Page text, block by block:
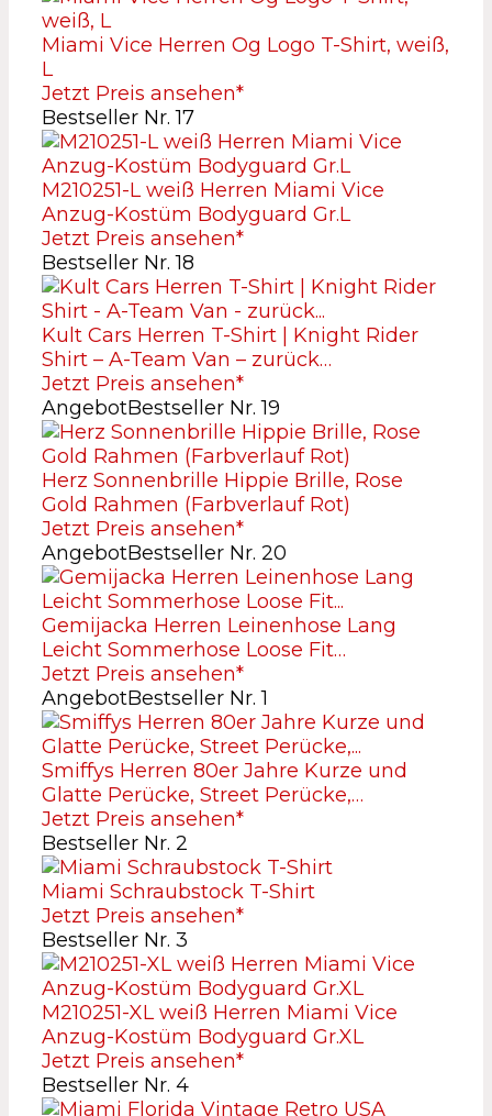
Miami Vice Herren Og Logo T-Shirt, weiß,
L
Jetzt Preis ansehen*
Bestseller Nr. 17
M210251-L weiß Herren Miami Vice
Anzug-Kostüm Bodyguard Gr.L
Jetzt Preis ansehen*
Bestseller Nr. 18
Kult Cars Herren T-Shirt | Knight Rider
Shirt – A-Team Van – zurück…
Jetzt Preis ansehen*
AngebotBestseller Nr. 19
Herz Sonnenbrille Hippie Brille, Rose
Gold Rahmen (Farbverlauf Rot)
Jetzt Preis ansehen*
AngebotBestseller Nr. 20
Gemijacka Herren Leinenhose Lang
Leicht Sommerhose Loose Fit…
Jetzt Preis ansehen*
AngebotBestseller Nr. 1
Smiffys Herren 80er Jahre Kurze und
Glatte Perücke, Street Perücke,…
Jetzt Preis ansehen*
Bestseller Nr. 2
Miami Schraubstock T-Shirt
Jetzt Preis ansehen*
Bestseller Nr. 3
M210251-XL weiß Herren Miami Vice
Anzug-Kostüm Bodyguard Gr.XL
Jetzt Preis ansehen*
Bestseller Nr. 4